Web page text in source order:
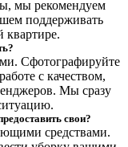
мы рекомендуем
поддерживать
квартире.
Сфотографируйте
с качеством,
Мы сразу
свои?
средствами.